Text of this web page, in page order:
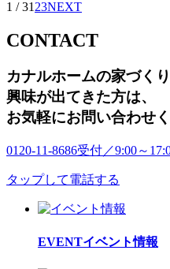
1 / 31 23NEXT
CONTACT
カナルホームの家づく
興味が出てきた方は、
お気軽にお問い合わせ
0120-11-8686受付／9:00～
タップして電話する
EVENTイベント情報